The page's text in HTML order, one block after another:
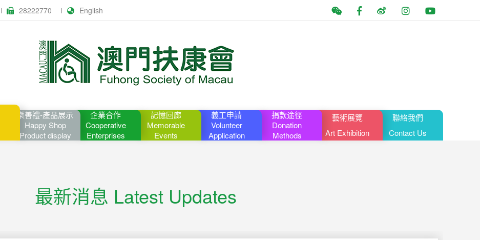
28222770 English
樂善禮-產品展示
Happy Shop
Product display
企業合作
Cooperative
Enterprises
記憶回廊
Memorable
Events
義工申請
Volunteer
Application
捐款途徑
Donation
Methods
藝術展覽
Art Exhibition
聯絡我們
Contact Us
最新消息 Latest Updates